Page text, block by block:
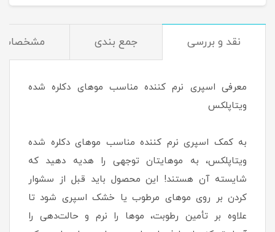
نقد و بررسی جمع بندی مشخصات
معرفی اسپری نرم کننده مناسب موهای دکلره شده
ویتاپلکس
به کمک اسپری نرم کننده مناسب موهای دکلره شده
ویتاپلکس، به موهایتان توجهی را هدیه دهید که
شایسته آن هستند! این محصول باید قبل از سشوار
کردن بر روی موهای مرطوب یا خشک اسپری شود تا
علاوه بر تأمین رطوبت، موها را نرم و حالت‌دهی را